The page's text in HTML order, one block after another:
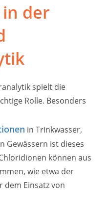
der
spielt die
Rolle. Besonders
in Trinkwasser,
Gewässern ist dieses
können aus
wie etwa der
dem Einsatz von